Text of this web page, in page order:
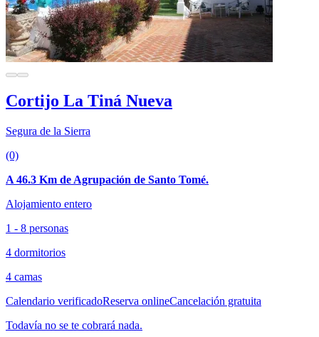
Cortijo La Tiná Nueva
Segura de la Sierra
(0)
A 46.3 Km de Agrupación de Santo Tomé.
Alojamiento entero
1 - 8 personas
4 dormitorios
4 camas
Calendario verificadoReserva onlineCancelación gratuita
Todavía no se te cobrará nada.